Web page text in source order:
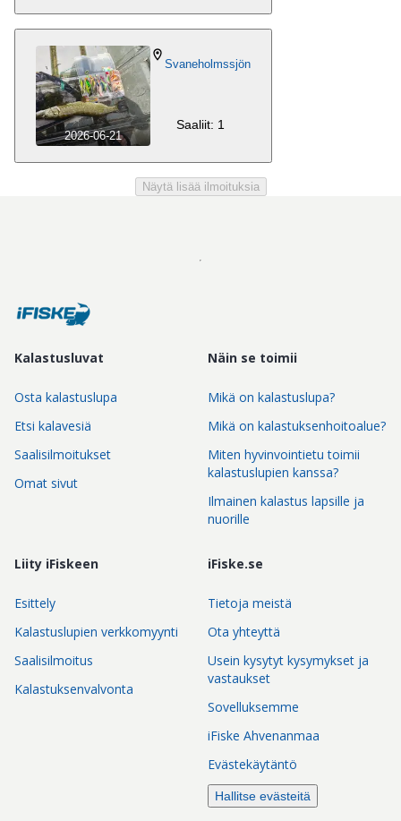
2026-06-21
Svaneholmssjön
Saaliit: 1
Näytä lisää ilmoituksia
Kalastusluvat
Osta kalastuslupa
Etsi kalavesiä
Saalisilmoitukset
Omat sivut
Näin se toimii
Mikä on kalastuslupa?
Mikä on kalastuksenhoitoalue?
Miten hyvinvointietu toimii
kalastuslupien kanssa?
Ilmainen kalastus lapsille ja
nuorille
Liity iFiskeen
Esittely
Kalastuslupien verkkomyynti
Saalisilmoitus
Kalastuksenvalvonta
iFiske.se
Tietoja meistä
Ota yhteyttä
Usein kysytyt kysymykset ja
vastaukset
Sovelluksemme
iFiske Ahvenanmaa
Evästekäytäntö
Hallitse evästeitä